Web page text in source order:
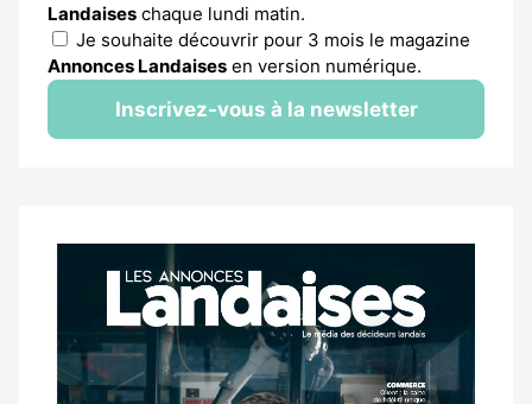
Landaises chaque lundi matin.
Je souhaite découvrir pour 3 mois le magazine
Annonces Landaises en version numérique.
Inscrivez-vous à la newsletter
Notre
dernier
magazine